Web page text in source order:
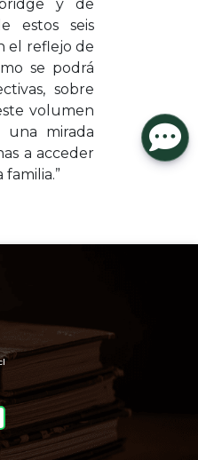
y de
estos seis
el reflejo de
se podrá
sobre
volumen
mirada
a acceder